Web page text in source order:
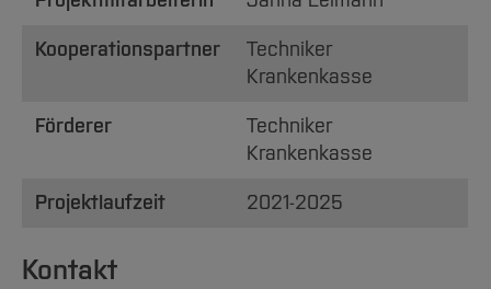
Kooperationspartner
Techniker
Krankenkasse
Förderer
Techniker
Krankenkasse
Projektlaufzeit 2021-2025
Kontakt